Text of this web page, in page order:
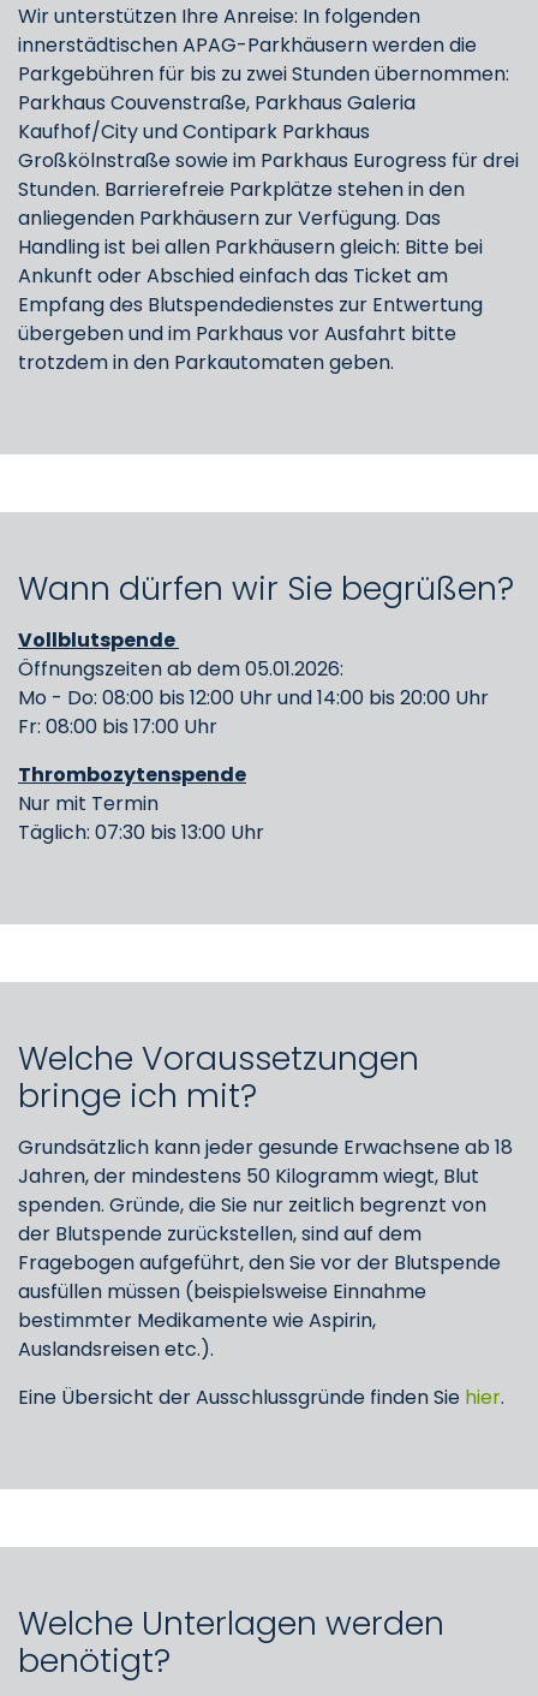
Wir unterstützen Ihre Anreise: In folgenden
innerstädtischen APAG-Parkhäusern werden die
Parkgebühren für bis zu zwei Stunden übernommen:
Parkhaus Couvenstraße, Parkhaus Galeria
Kaufhof/City und Contipark Parkhaus
Großkölnstraße sowie im Parkhaus Eurogress für drei
Stunden. Barrierefreie Parkplätze stehen in den
anliegenden Parkhäusern zur Verfügung. Das
Handling ist bei allen Parkhäusern gleich: Bitte bei
Ankunft oder Abschied einfach das Ticket am
Empfang des Blutspendedienstes zur Entwertung
übergeben und im Parkhaus vor Ausfahrt bitte
trotzdem in den Parkautomaten geben.
Wann dürfen wir Sie begrüßen?
Vollblutspende
Öffnungszeiten ab dem 05.01.2026:
Mo - Do: 08:00 bis 12:00 Uhr und 14:00 bis 20:00 Uhr
Fr: 08:00 bis 17:00 Uhr
Thrombozytenspende
Nur mit Termin
Täglich: 07:30 bis 13:00 Uhr
Welche Voraussetzungen
bringe ich mit?
Grundsätzlich kann jeder gesunde Erwachsene ab 18
Jahren, der mindestens 50 Kilogramm wiegt, Blut
spenden. Gründe, die Sie nur zeitlich begrenzt von
der Blutspende zurückstellen, sind auf dem
Fragebogen aufgeführt, den Sie vor der Blutspende
ausfüllen müssen (beispielsweise Einnahme
bestimmter Medikamente wie Aspirin,
Auslandsreisen etc.).
Eine Übersicht der Ausschlussgründe finden Sie hier.
Welche Unterlagen werden
benötigt?